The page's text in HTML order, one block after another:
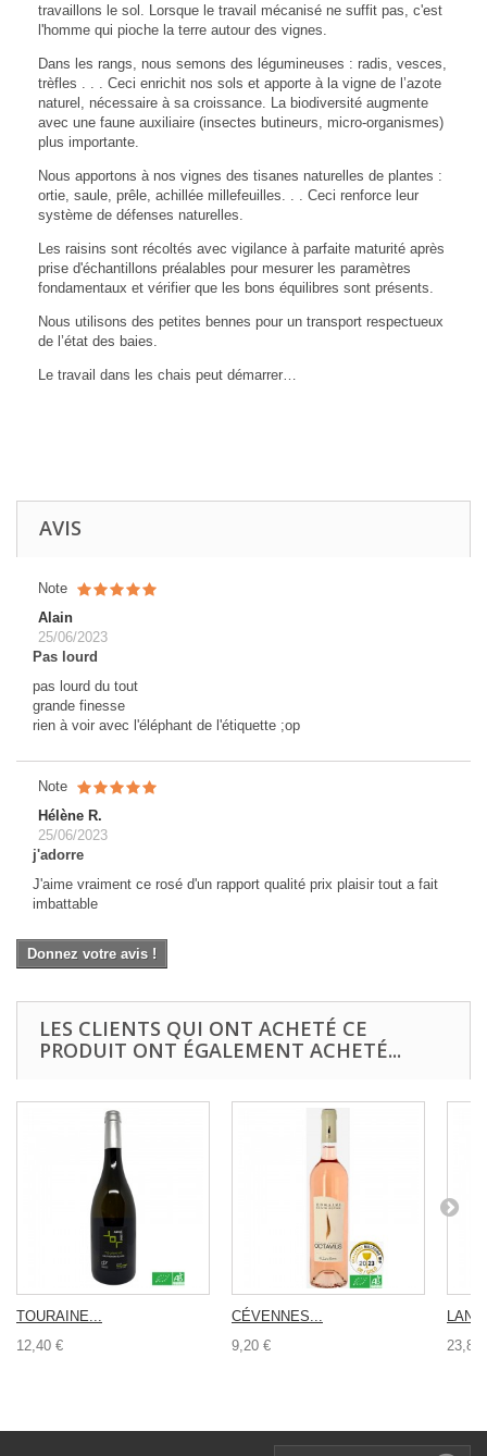
travaillons le sol. Lorsque le travail mécanisé ne suffit pas, c'est
l'homme qui pioche la terre autour des vignes.
Dans les rangs, nous semons des légumineuses : radis, vesces,
trèfles . . . Ceci enrichit nos sols et apporte à la vigne de l’azote
naturel, nécessaire à sa croissance. La biodiversité augmente
avec une faune auxiliaire (insectes butineurs, micro-organismes)
plus importante.
Nous apportons à nos vignes des tisanes naturelles de plantes :
ortie, saule, prêle, achillée millefeuilles. . . Ceci renforce leur
système de défenses naturelles.
Les raisins sont récoltés avec vigilance à parfaite maturité après
prise d'échantillons préalables pour mesurer les paramètres
fondamentaux et vérifier que les bons équilibres sont présents.
Nous utilisons des petites bennes pour un transport respectueux
de l’état des baies.
Le travail dans les chais peut démarrer…
AVIS
Note
Alain
25/06/2023
Pas lourd
pas lourd du tout
grande finesse
rien à voir avec l'éléphant de l'étiquette ;op
Note
Hélène R.
25/06/2023
j'adorre
J'aime vraiment ce rosé d'un rapport qualité prix plaisir tout a fait
imbattable
Donnez votre avis !
LES CLIENTS QUI ONT ACHETÉ CE
PRODUIT ONT ÉGALEMENT ACHETÉ...
TOURAINE...
12,40 €
CÉVENNES...
9,20 €
23,80